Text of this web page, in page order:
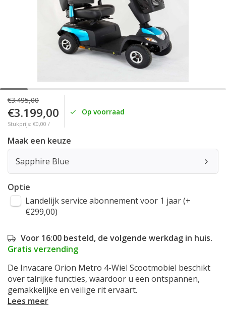
€3.495,00
€3.199,00
Stukprijs: €0,00 /
Op voorraad
Maak een keuze
Sapphire Blue
Optie
Landelijk service abonnement voor 1 jaar (+
€299,00)
Voor 16:00 besteld, de volgende werkdag in huis.
Gratis verzending
De Invacare Orion Metro 4-Wiel Scootmobiel beschikt
over talrijke functies, waardoor u een ontspannen,
gemakkelijke en veilige rit ervaart.
Lees meer